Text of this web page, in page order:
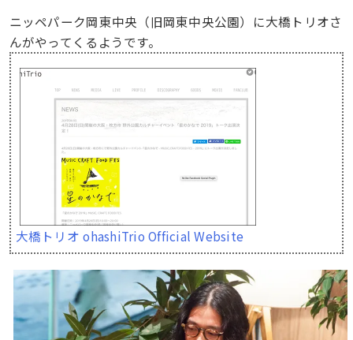
ニッペパーク岡東中央（旧岡東中央公園）に大橋トリオさ
んがやってくるようです。
大橋トリオ ohashiTrio Official Website